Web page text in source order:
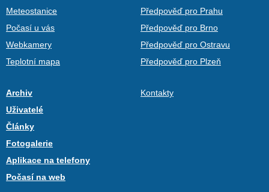
Meteostanice
Počasí u vás
Webkamery
Teplotní mapa
Předpověď pro Prahu
Předpověď pro Brno
Předpověď pro Ostravu
Předpověď pro Plzeň
Archiv
Uživatelé
Články
Fotogalerie
Aplikace na telefony
Počasí na web
Kontakty